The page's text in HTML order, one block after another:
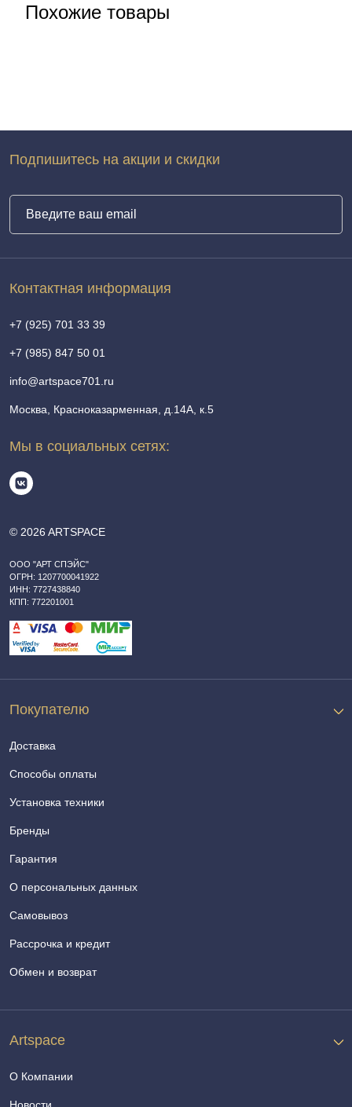
Похожие товары
© 2026 ARTSPACE
ООО "АРТ СПЭЙС"
ОГРН: 1207700041922
ИНН: 7727438840
КПП: 772201001
Покупателю
Доставка
Способы оплаты
Установка техники
Бренды
Гарантия
О персональных данных
Самовывоз
Рассрочка и кредит
Обмен и возврат
Artspace
О Компании
Контактная информация
+7 (925) 701 33 39
+7 (985) 847 50 01
info@artspace701.ru
Москва, Красноказарменная, д.14А, к.5
Мы в социальных сетях:
Подпишитесь на акции и скидки